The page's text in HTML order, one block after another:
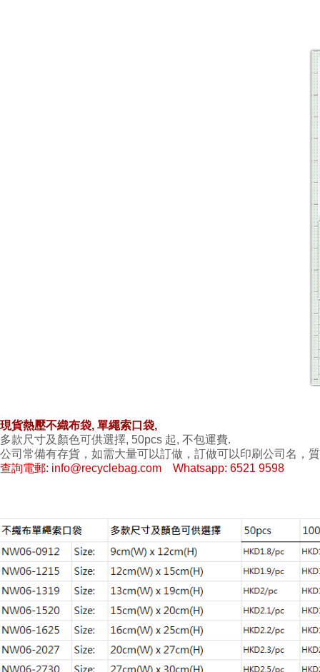
現貨熱壓不織布袋, 單繩索口袋,
多款尺寸及顏色可供選擇, 50pcs 起, 不包運費.
公司常備有存貨，如需大量可以訂做，訂做可以印刷公司名，
查詢電郵: info@recyclebag.com Whatsapp: 6521 9598